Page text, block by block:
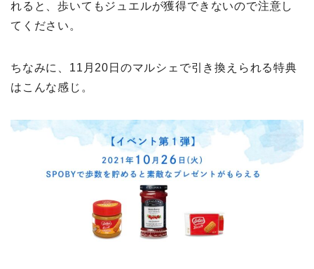
れると、歩いてもジュエルが獲得できないので注意し
てください。
ちなみに、11月20日のマルシェで引き換えられる特典
はこんな感じ。